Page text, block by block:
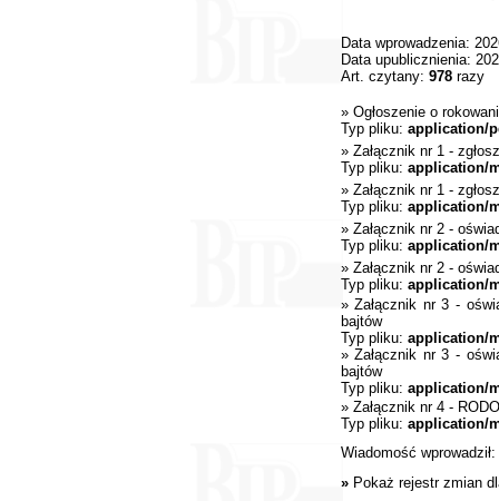
Data wprowadzenia:
Data upublicznienia:
Art. czytany: 978razy
» Ogłoszenie o
Typ pliku: application/
» Załącznik nr 1 -
Typ pliku: application/
» Załącznik nr 1 -
Typ pliku: application/
» Załącznik nr 2 -
Typ pliku: application/
» Załącznik nr 2 -
Typ pliku: application/
»Załącznik nr 3 -
bajtów
Typ pliku: application/
»Załącznik nr 3 -
bajtów
Typ pliku: application/
» Załącznik nr 4 - RODO
Typ pliku: application/
Wiadomość wprowadził:
» Pokaż rejestr zmian